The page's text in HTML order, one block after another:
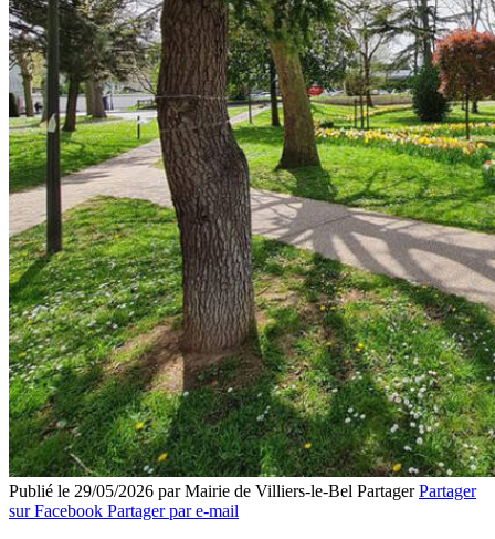
Publié le 29/05/2026 par Mairie de Villiers-le-Bel Partager Partager
sur Facebook Partager par e-mail